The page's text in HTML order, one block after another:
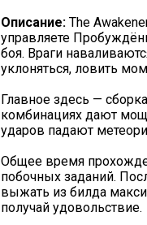
Описание: The
управляете
боя. Враги
уклоняться, ловить
Главное здесь —
комбинациях дают
ударов падают
Общее время
побочных заданий.
выжать из билда
получай удовольствие.